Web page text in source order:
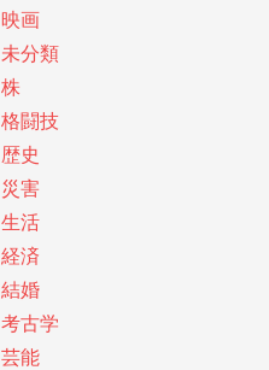
映画
未分類
株
格闘技
歴史
災害
生活
経済
結婚
考古学
芸能